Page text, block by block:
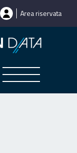
Area riservata